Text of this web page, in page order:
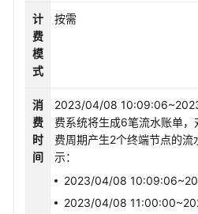
计
费
模
式
按需
消
费
时
间
2023/04/08
费系统将生成6笔流水账单
费周期产生2个终端节点的
示：
2023/04/08
2023/04/08